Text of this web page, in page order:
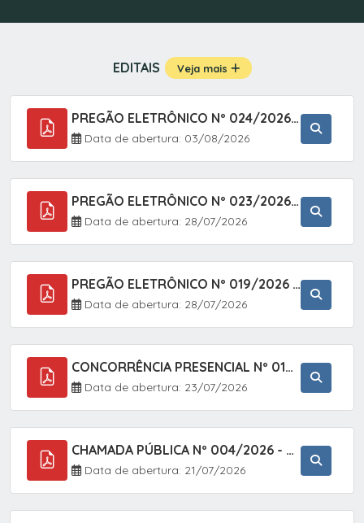
EDITAIS Veja mais
PREGÃO ELETRÔNICO Nº 024/2026 - AQUISIÇÃO DE GÁS MEDICINAL TIPO OXIGÊNIO (1,00 M3, 3,00 M3 E 10,00 M3), EM ATENDIMENTO À SECRETARIA MUNICIPAL DE SAÚDE, ATRAVÉS DO SISTEMA DE REGISTRO DE PREÇOS (SRP)
Data de abertura: 03/08/2026
PREGÃO ELETRÔNICO Nº 023/2026 - AQUISIÇÃO DE ENXOVAL INFANTIL, EM ATENDIMENTO À SECRETARIA MUNICIPAL DE EDUCAÇÃO, ATRAVÉS DO SISTEMA DE REGISTRO DE PREÇOS (SRP).
Data de abertura: 28/07/2026
PREGÃO ELETRÔNICO Nº 019/2026 - ONTRATAÇÃO DE EMPRESA ESPECIALIZADA PARA A PRESTAÇÃO DE SERVIÇOS VETERINÁRIOS CLÍNICOS E CIRÚRGICOS, COM FOCO EM AÇÕES DE SAÚDE PÚBLICA, BEM-ESTAR ANIMAL E CONTROLE POPULACIONAL ÉTICO DE CÃES E GATOS, EM ATENDIMENTO À
Data de abertura: 28/07/2026
CONCORRÊNCIA PRESENCIAL Nº 018/2026 - PAVIMENTAÇÃO ASFÁLTICA NO BAIRRO VOTUPOCA ? ESTRADA DA RAPOSA, NO MUNICÍPIO DE SETE BARRAS/SP
Data de abertura: 23/07/2026
CHAMADA PÚBLICA Nº 004/2026 - AQUISIÇÃO DE GÊNEROS ALIMENTÍCIOS DA AGRICULTURA FAMILIAR PARA ALIMENTAÇÃO ESCOLAR COM DISPENSA DE LICITAÇÃO, LEI N.º 11.947, DE 16/07/2009, RESOLUÇÃO N.º 26 DO FNDE, DE 17/06/2013 E ALTERAÇÕES E A LEI FEDERAL Nº 14.133/
Data de abertura: 21/07/2026